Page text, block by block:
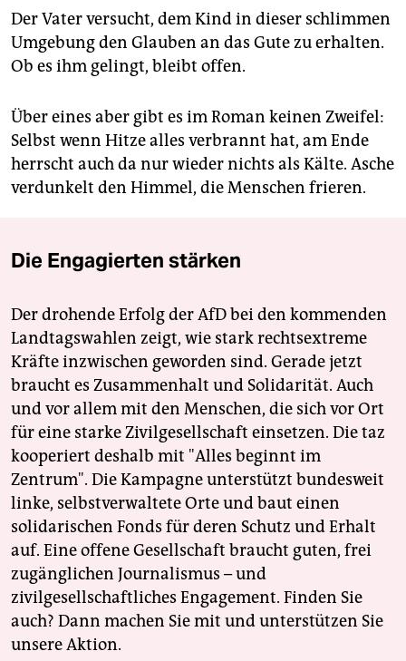
Der Vater versucht, dem Kind in dieser schlimmen
Umgebung den Glauben an das Gute zu erhalten.
Ob es ihm gelingt, bleibt offen.
Über eines aber gibt es im Roman keinen Zweifel:
Selbst wenn Hitze alles verbrannt hat, am Ende
herrscht auch da nur wieder nichts als Kälte. Asche
verdunkelt den Himmel, die Menschen frieren.
Die Engagierten stärken
Der drohende Erfolg der AfD bei den kommenden
Landtagswahlen zeigt, wie stark rechtsextreme
Kräfte inzwischen geworden sind. Gerade jetzt
braucht es Zusammenhalt und Solidarität. Auch
und vor allem mit den Menschen, die sich vor Ort
für eine starke Zivilgesellschaft einsetzen. Die taz
kooperiert deshalb mit "Alles beginnt im
Zentrum". Die Kampagne unterstützt bundesweit
linke, selbstverwaltete Orte und baut einen
solidarischen Fonds für deren Schutz und Erhalt
auf. Eine offene Gesellschaft braucht guten, frei
zugänglichen Journalismus – und
zivilgesellschaftliches Engagement. Finden Sie
auch? Dann machen Sie mit und unterstützen Sie
unsere Aktion.